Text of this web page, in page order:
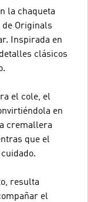
la chaqueta
de Originals
Inspirada en
clásicos
el cole, el
en
cremallera
que el
resulta
el